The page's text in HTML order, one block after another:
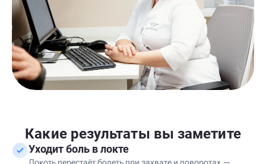
Какие результаты вы заметите
Уходит боль в локте